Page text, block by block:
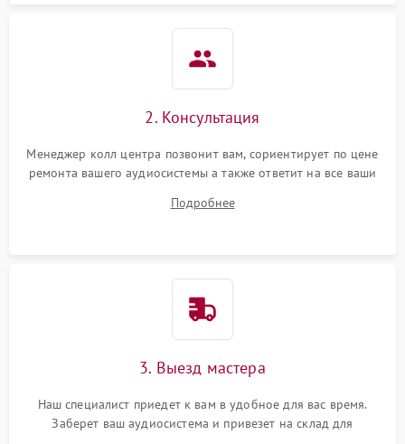
2. Консультация
Менеджер колл центра позвонит вам, сориентирует по цене
ремонта вашего аудиосистемы а также ответит на все ваши
Подробнее
3. Выезд мастера
Наш специалист приедет к вам в удобное для вас время.
Заберет ваш аудиосистема и привезет на склад для